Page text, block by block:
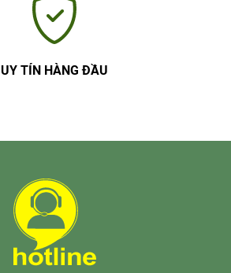
UY TÍN HÀNG ĐẦU